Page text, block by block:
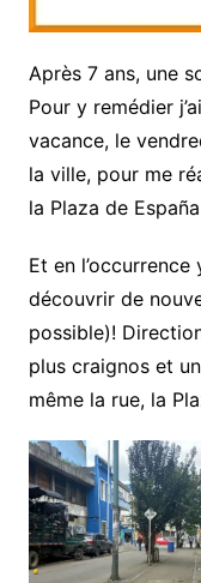
Après 7 ans, une
Pour y remédier
vacance, le
la ville, pour me
la Plaza de
Et en
découvrir de
possible)!
plus craignos et
même la rue, la